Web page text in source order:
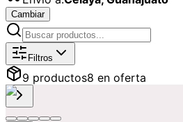
Cambiar
Catálogo deRegalos
Filtros
9 productos8 en oferta